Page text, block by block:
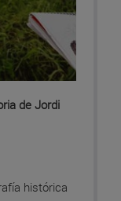
de Jordi
histórica